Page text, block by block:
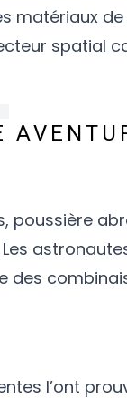
matériaux
spatial
poussière
des
l’ont